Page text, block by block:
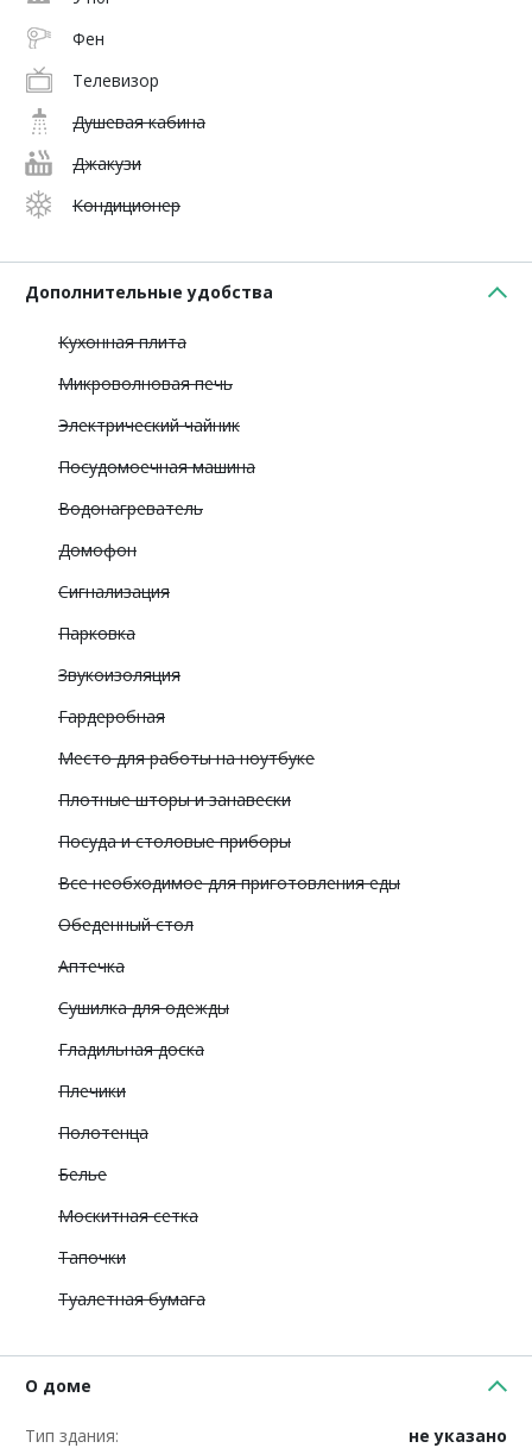
Фен
Телевизор
Душевая кабина
Джакузи
Кондиционер
Дополнительные удобства
Кухонная плита
Микроволновая печь
Электрический чайник
Посудомоечная машина
Водонагреватель
Домофон
Сигнализация
Парковка
Звукоизоляция
Гардеробная
Место для работы на ноутбуке
Плотные шторы и занавески
Посуда и столовые приборы
Все необходимое для приготовления еды
Обеденный стол
Аптечка
Сушилка для одежды
Гладильная доска
Плечики
Полотенца
Белье
Москитная сетка
Тапочки
Туалетная бумага
О доме
Тип здания:
не указано